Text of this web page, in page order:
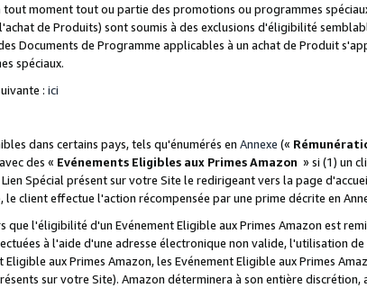
moment tout ou partie des promotions ou programmes
de Produits) sont soumis à des exclusions d'éligibilité
Documents de Programme applicables à un achat de Produit
spéciaux.
: ici
dans certains pays, tels qu'énumérés en Annexe («
des « Evénements Eligibles aux Primes Amazon » si (1) un
Spécial présent sur votre Site le redirigeant vers la page
client effectue l'action récompensée par une prime décrite en
que l'éligibilité d'un Evénement Eligible aux Primes Amazon est
à l'aide d'une adresse électronique non valide, l'utilisation
aux Primes Amazon, les Evénement Eligible aux Primes
sur votre Site). Amazon déterminera à son entière discrétion,